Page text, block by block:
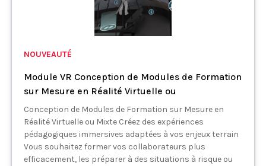
NOUVEAUTÉ
Module VR Conception de Modules de Formation
sur Mesure en Réalité Virtuelle ou
Conception de Modules de Formation sur Mesure en
Réalité Virtuelle ou Mixte Créez des expériences
pédagogiques immersives adaptées à vos enjeux terrain
Vous souhaitez former vos collaborateurs plus
efficacement, les préparer à des situations à risque ou